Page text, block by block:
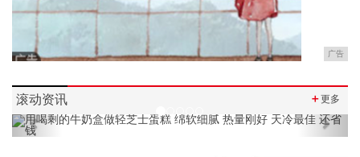
广告
滚动资讯 ＋更多
Previous Next